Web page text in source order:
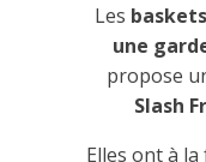
Les
une
propose
Slash
Elles ont à